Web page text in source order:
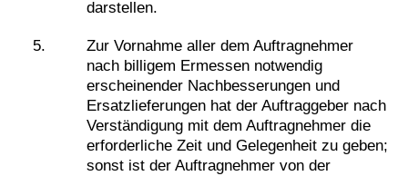
darstellen.
Zur Vornahme aller dem Auftragnehmer
nach billigem Ermessen notwendig
erscheinender Nachbesserungen und
Ersatzlieferungen hat der Auftraggeber nach
Verständigung mit dem Auftragnehmer die
erforderliche Zeit und Gelegenheit zu geben;
sonst ist der Auftragnehmer von der